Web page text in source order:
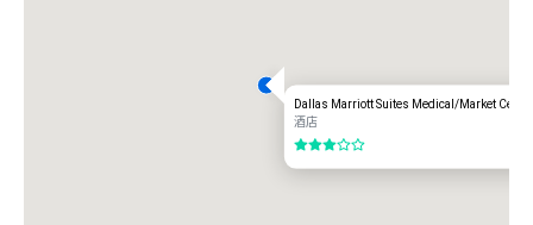
Dallas Marriott Suites Medical/Market Center
酒店
3/5